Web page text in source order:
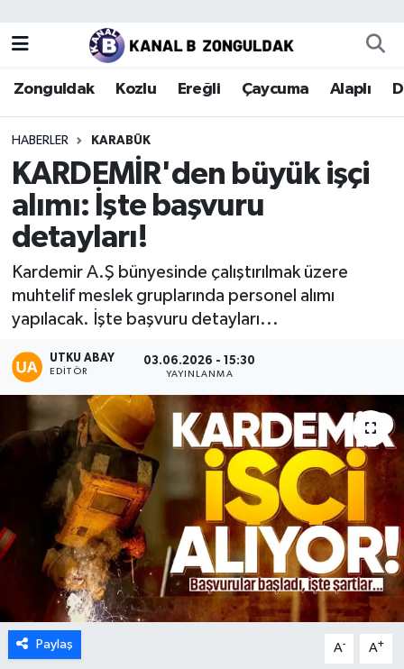
Zonguldak Kozlu Ereğli Çaycuma Alaplı
HABERLER KARABÜK
KARDEMİR'den büyük işçi
alımı: İşte başvuru
detayları!
Kardemir A.Ş bünyesinde çalıştırılmak üzere
muhtelif meslek gruplarında personel alımı
yapılacak. İşte başvuru detayları...
UTKU ABAY
EDITÖR
03.06.2026 - 15:30
YAYINLANMA
Paylaş A- A+
Zonguldak
Kozlu
Ereğli
Çaycuma
Alaplı
Devrek
Karabük
Spor
Ulusal
Zonguldak Nöbetçi Eczaneler
Zonguldak Hava Durumu
Zonguldak Trafik Yoğunluk Haritası
Puan Durumu ve Fikstür
Tüm Manşetler
Son Dakika Haberleri